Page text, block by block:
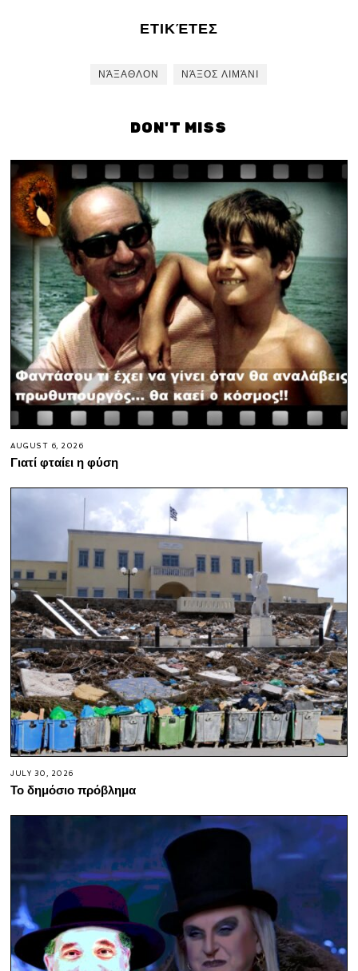
ΕΤΙΚΈΤΕΣ
ΝΆΞΑΘΛΟΝ ΝΆΞΟΣ ΛΙΜΆΝΙ
DON'T MISS
AUGUST 6, 2026
Γιατί φταίει η φύση
JULY 30, 2026
Το δημόσιο πρόβλημα